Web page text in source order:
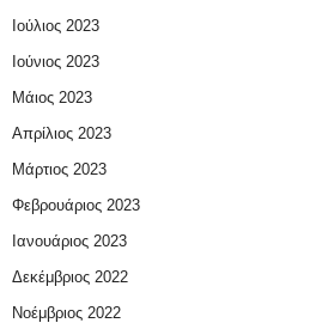
Ιούλιος 2023
Ιούνιος 2023
Μάιος 2023
Απρίλιος 2023
Μάρτιος 2023
Φεβρουάριος 2023
Ιανουάριος 2023
Δεκέμβριος 2022
Νοέμβριος 2022